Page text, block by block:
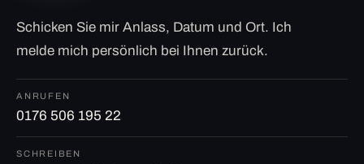
Schicken Sie mir Anlass, Datum und Ort. Ich
melde mich persönlich bei Ihnen zurück.
ANRUFEN
0176 506 195 22
SCHREIBEN